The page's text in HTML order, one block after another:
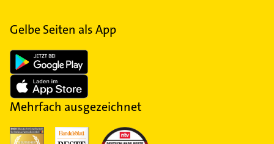
Gelbe Seiten als App
Mehrfach ausgezeichnet